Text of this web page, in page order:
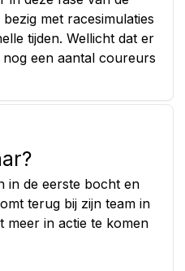
met racesimulaties
tijden. Wellicht dat er
een aantal coureurs
in de eerste bocht en
terug bij zijn team in
meer in actie te komen